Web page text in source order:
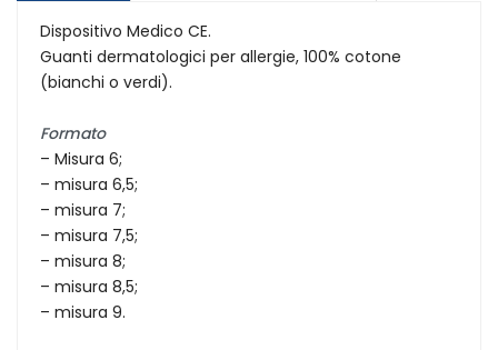
Dispositivo Medico CE.
Guanti dermatologici per allergie, 100% cotone
(bianchi o verdi).
Formato
– Misura 6;
– misura 6,5;
– misura 7;
– misura 7,5;
– misura 8;
– misura 8,5;
– misura 9.